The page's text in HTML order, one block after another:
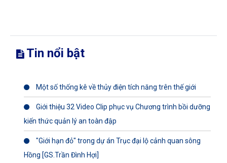
Tin nổi bật
Một số thống kê về thủy điện tích năng trên thế giới
Giới thiệu 32 Video Clip phục vụ Chương trình bồi dưỡng
kiến thức quản lý an toàn đập
"Giới hạn đỏ" trong dự án Trục đại lộ cảnh quan sông
Hồng [GS.Trần Đình Hợi]